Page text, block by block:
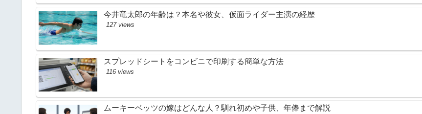
今井竜太郎の年齢は？本名や彼女、仮面ライダー主演の経歴
127 views
スプレッドシートをコンビニで印刷する簡単な方法
116 views
ムーキーベッツの嫁はどんな人？馴れ初めや子供、年俸まで解説